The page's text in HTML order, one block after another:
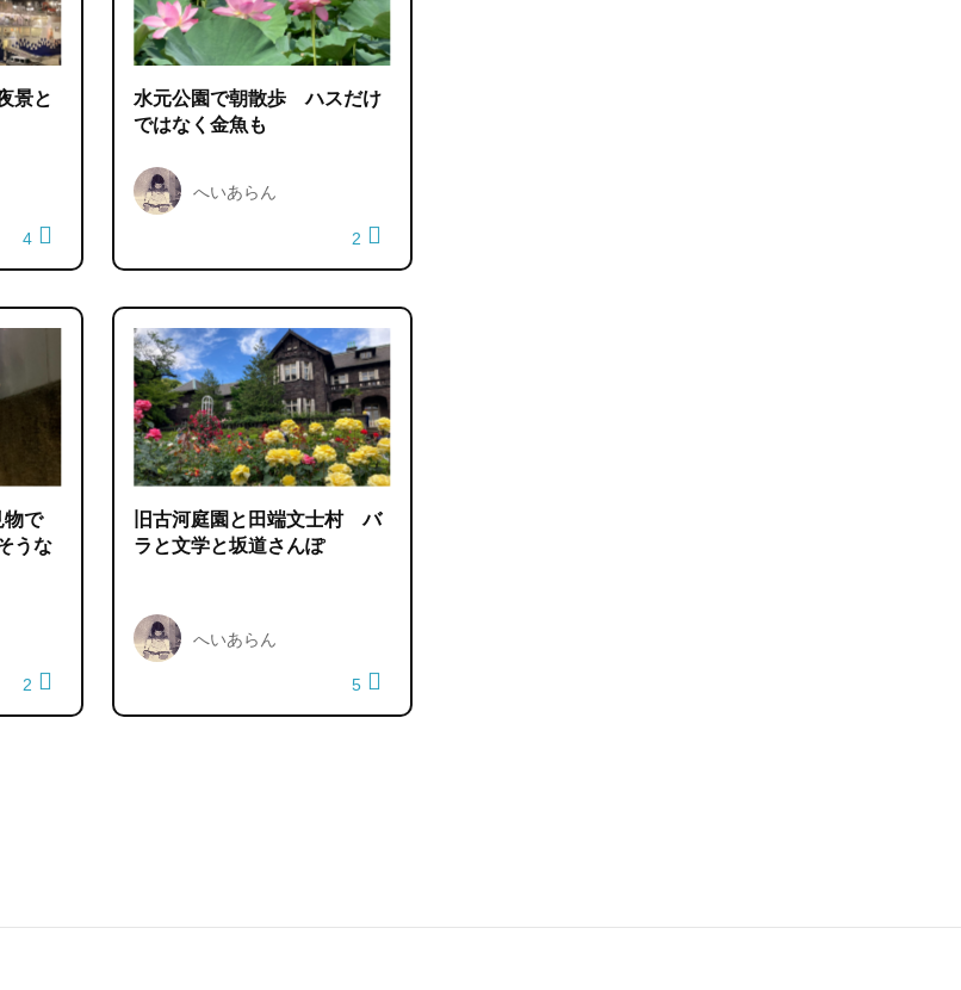
景と
4
水元公園で朝散歩 ハスだけ
ではなく金魚も
へいあらん
2
物で
うな
2
旧古河庭園と田端文士村 バ
ラと文学と坂道さんぽ
へいあらん
5